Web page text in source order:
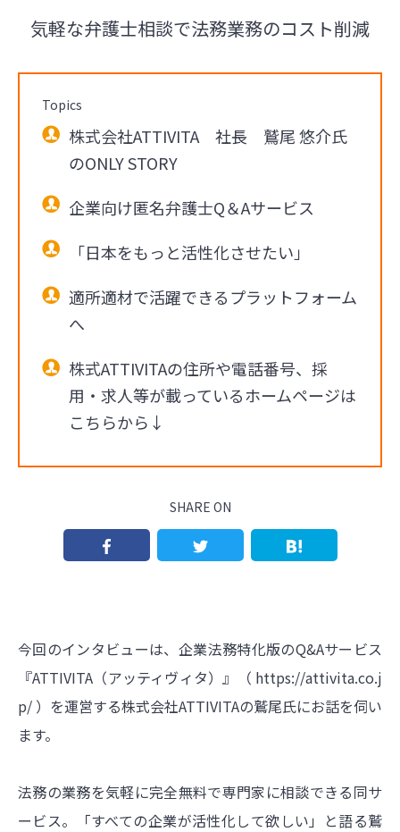
気軽な弁護士相談で法務業務のコスト削減
Topics
株式会社ATTIVITA 社長 鷲尾 悠介氏
のONLY STORY
企業向け匿名弁護士Q＆Aサービス
「日本をもっと活性化させたい」
適所適材で活躍できるプラットフォーム
へ
株式ATTIVITAの住所や電話番号、採
用・求人等が載っているホームページは
こちらから↓
SHARE ON
今回のインタビューは、企業法務特化版のQ&Aサービス
『ATTIVITA（アッティヴィタ）』（ https://attivita.co.j
p/ ）を運営する株式会社ATTIVITAの鷲尾氏にお話を伺い
ます。
法務の業務を気軽に完全無料で専門家に相談できる同サ
ービス。「すべての企業が活性化して欲しい」と語る鷲